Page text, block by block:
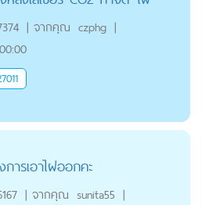
| จากคุณ czphg |
ารเอาไฝออกคะ
| จากคุณ sunita55 |